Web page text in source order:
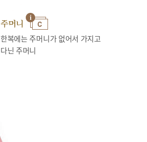
주머니
한복에는 주머니가 없어서 가지고
다닌 주머니